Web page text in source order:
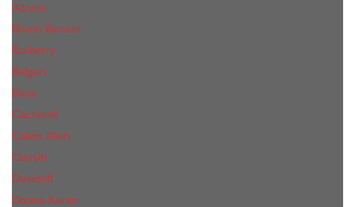
Azzaro
Bruno Banani
Burberry
Bvlgari
Boss
Cacharel
Calvin Klein
Cerruti
Davidoff
Donna Karan